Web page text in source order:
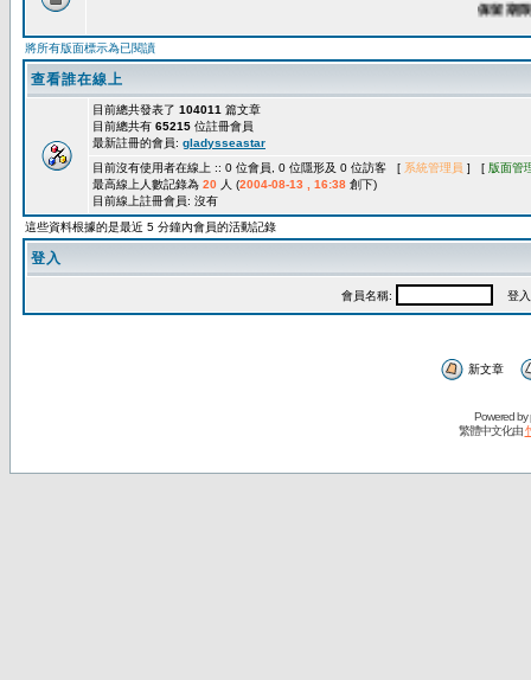
保留期限：
將所有版面標示為已閱讀
查看誰在線上
目前總共發表了 104011 篇文章
目前總共有 65215 位註冊會員
最新註冊的會員: gladysseastar
目前沒有使用者在線上 :: 0 位會員, 0 位隱形及 0 位訪客 [ 系統管理員 ] [ 版面管
最高線上人數記錄為 20 人 (2004-08-13 , 16:38 創下)
目前線上註冊會員: 沒有
這些資料根據的是最近 5 分鐘內會員的活動記錄
登入
會員名稱: 登入
新文章
Powered by
繁體中文化由